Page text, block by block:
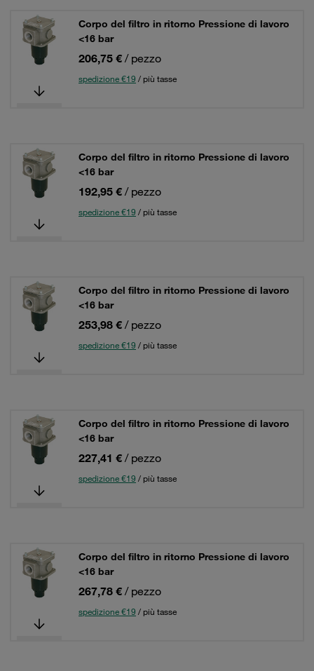
Corpo del filtro in ritorno Pressione di lavoro
<16 bar
206,75 € / pezzo
spedizione €19 / più tasse
Corpo del filtro in ritorno Pressione di lavoro
<16 bar
192,95 € / pezzo
spedizione €19 / più tasse
Corpo del filtro in ritorno Pressione di lavoro
<16 bar
253,98 € / pezzo
spedizione €19 / più tasse
Corpo del filtro in ritorno Pressione di lavoro
<16 bar
227,41 € / pezzo
spedizione €19 / più tasse
Corpo del filtro in ritorno Pressione di lavoro
<16 bar
267,78 € / pezzo
spedizione €19 / più tasse